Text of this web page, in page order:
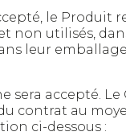
le Produit
non utilisés,
leur
sera accepté. Le
contrat au
ci-dessous :